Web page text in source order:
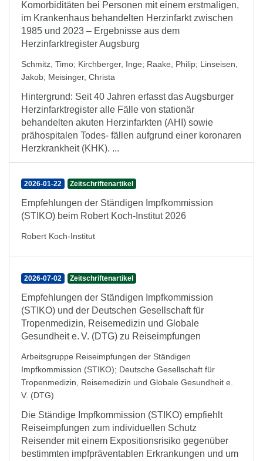
Komorbiditäten bei Personen mit einem erstmaligen,
im Krankenhaus behandelten Herzinfarkt zwischen
1985 und 2023 – Ergebnisse aus dem
Herzinfarktregister Augsburg
Schmitz, Timo; Kirchberger, Inge; Raake, Philip; Linseisen,
Jakob; Meisinger, Christa
Hintergrund: Seit 40 Jahren erfasst das Augsburger
Herzinfarktregister alle Fälle von stationär
behandelten akuten Herzinfarkten (AHI) sowie
prähospitalen Todes- fällen aufgrund einer koronaren
Herzkrankheit (KHK). ...
2026-01-22 Zeitschriftenartikel
Empfehlungen der Ständigen Impfkommission
(STIKO) beim Robert Koch-Institut 2026
Robert Koch-Institut
2026-07-02 Zeitschriftenartikel
Empfehlungen der Ständigen Impfkommission
(STIKO) und der Deutschen Gesellschaft für
Tropenmedizin, Reisemedizin und Globale
Gesundheit e. V. (DTG) zu Reiseimpfungen
Arbeitsgruppe Reiseimpfungen der Ständigen
Impfkommission (STIKO); Deutsche Gesellschaft für
Tropenmedizin, Reisemedizin und Globale Gesundheit e.
V. (DTG)
Die Ständige Impfkommission (STIKO) empfiehlt
Reiseimpfungen zum individuellen Schutz
Reisender mit einem Expositionsrisiko gegenüber
bestimmten impfpräventablen Erkrankungen und um